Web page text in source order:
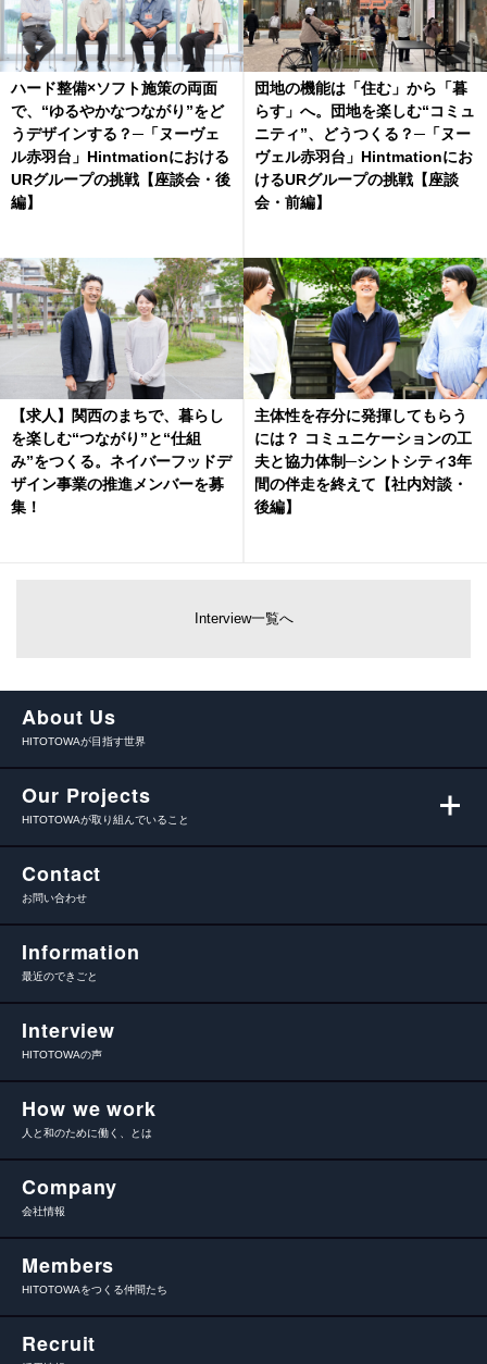
ハード整備×ソフト施策の両面
で、“ゆるやかなつながり”をど
うデザインする？─「ヌーヴェ
ル赤羽台」Hintmationにおける
URグループの挑戦【座談会・後
編】
団地の機能は「住む」から「暮
らす」へ。団地を楽しむ“コミュ
ニティ”、どうつくる？─「ヌー
ヴェル赤羽台」Hintmationにお
けるURグループの挑戦【座談
会・前編】
【求人】関西のまちで、暮らし
を楽しむ“つながり”と“仕組
み”をつくる。ネイバーフッドデ
ザイン事業の推進メンバーを募
集！
主体性を存分に発揮してもらう
には？ コミュニケーションの工
夫と協力体制─シントシティ3年
間の伴走を終えて【社内対談・
後編】
Interview一覧へ
About Us
HITOTOWAが目指す世界
Our Projects
HITOTOWAが取り組んでいること
Contact
お問い合わせ
Information
最近のできごと
Interview
HITOTOWAの声
How we work
人と和のために働く、とは
Company
会社情報
Members
HITOTOWAをつくる仲間たち
Recruit